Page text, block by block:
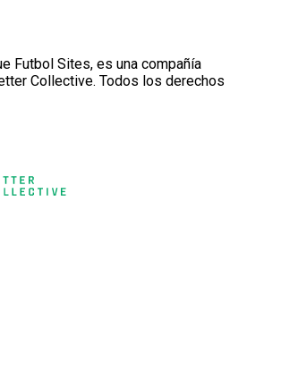
Futbol Sites, es una compañía
Collective. Todos los derechos